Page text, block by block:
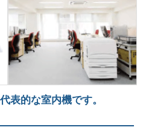
表的な室内機です。